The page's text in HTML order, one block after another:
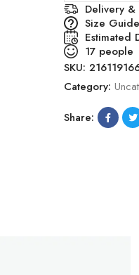
Delivery &
Size Guide
Estimated
17 people
SKU:
Category:
Share: